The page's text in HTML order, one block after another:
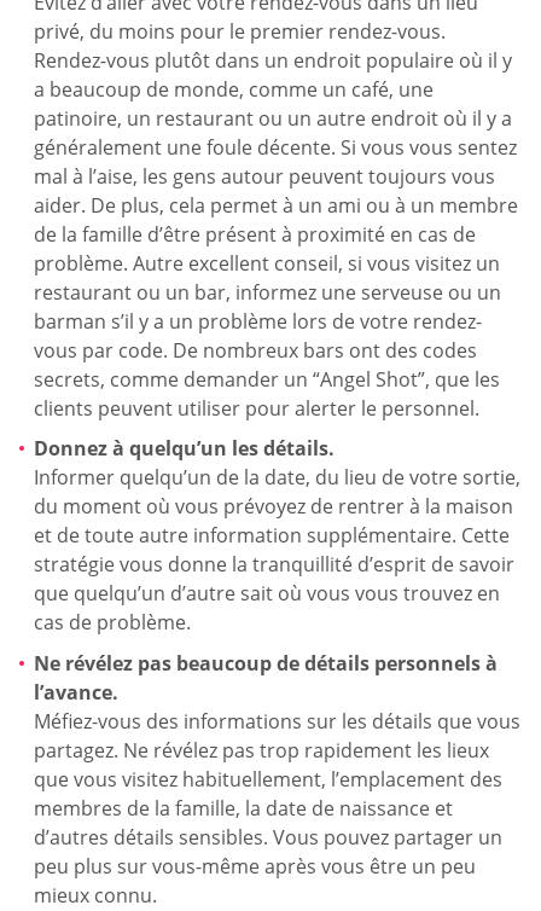
privé, du moins pour le premier rendez-vous.
Rendez-vous plutôt dans un endroit populaire où il y
a beaucoup de monde, comme un café, une
patinoire, un restaurant ou un autre endroit où il y a
généralement une foule décente. Si vous vous sentez
mal à l’aise, les gens autour peuvent toujours vous
aider. De plus, cela permet à un ami ou à un membre
de la famille d’être présent à proximité en cas de
problème. Autre excellent conseil, si vous visitez un
restaurant ou un bar, informez une serveuse ou un
barman s’il y a un problème lors de votre rendez-
vous par code. De nombreux bars ont des codes
secrets, comme demander un “Angel Shot”, que les
clients peuvent utiliser pour alerter le personnel.
Donnez à quelqu’un les détails.
Informer quelqu’un de la date, du lieu de votre sortie,
du moment où vous prévoyez de rentrer à la maison
et de toute autre information supplémentaire. Cette
stratégie vous donne la tranquillité d’esprit de savoir
que quelqu’un d’autre sait où vous vous trouvez en
cas de problème.
Ne révélez pas beaucoup de détails personnels à
l’avance.
Méfiez-vous des informations sur les détails que vous
partagez. Ne révélez pas trop rapidement les lieux
que vous visitez habituellement, l’emplacement des
membres de la famille, la date de naissance et
d’autres détails sensibles. Vous pouvez partager un
peu plus sur vous-même après vous être un peu
mieux connu.